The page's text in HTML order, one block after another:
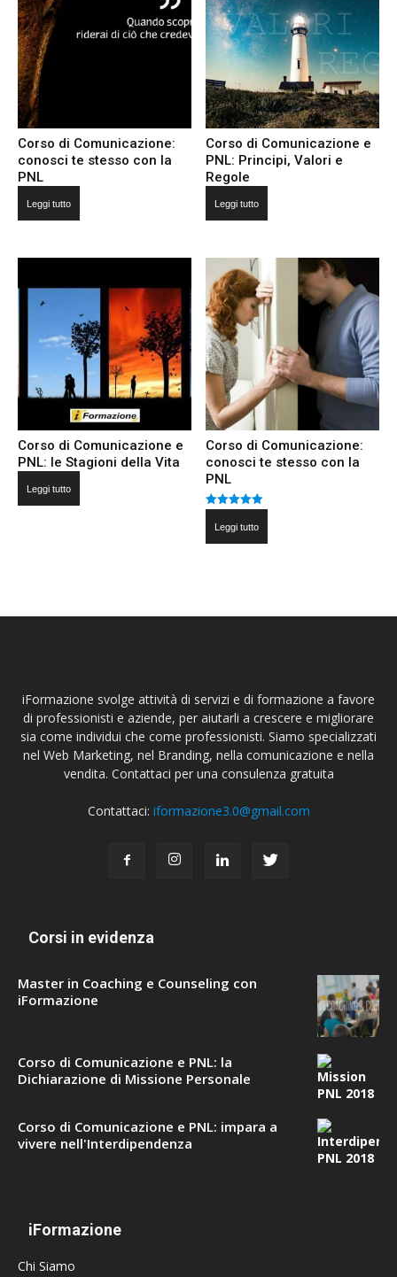
Corso di Comunicazione:
conosci te stesso con la
PNL
Leggi tutto
Corso di Comunicazione e
PNL: Principi, Valori e
Regole
Leggi tutto
Corso di Comunicazione e
PNL: le Stagioni della Vita
Leggi tutto
Corso di Comunicazione:
conosci te stesso con la
PNL
4.95Leggi tutto
iFormazione svolge attività di servizi e di formazione a favore
di professionisti e aziende, per aiutarli a crescere e migliorare
sia come individui che come professionisti. Siamo specializzati
nel Web Marketing, nel Branding, nella comunicazione e nella
vendita. Contattaci per una consulenza gratuita
Contattaci: iformazione3.0@gmail.com
Corsi in evidenza
Master in Coaching e Counseling con
iFormazione
Corso di Comunicazione e PNL: la
Dichiarazione di Missione Personale
Corso di Comunicazione e PNL: impara a
vivere nell'Interdipendenza
iFormazione
Chi Siamo